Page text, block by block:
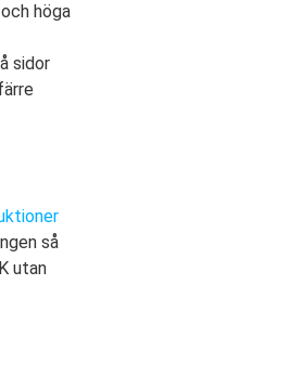
höga
sidor
så
utan